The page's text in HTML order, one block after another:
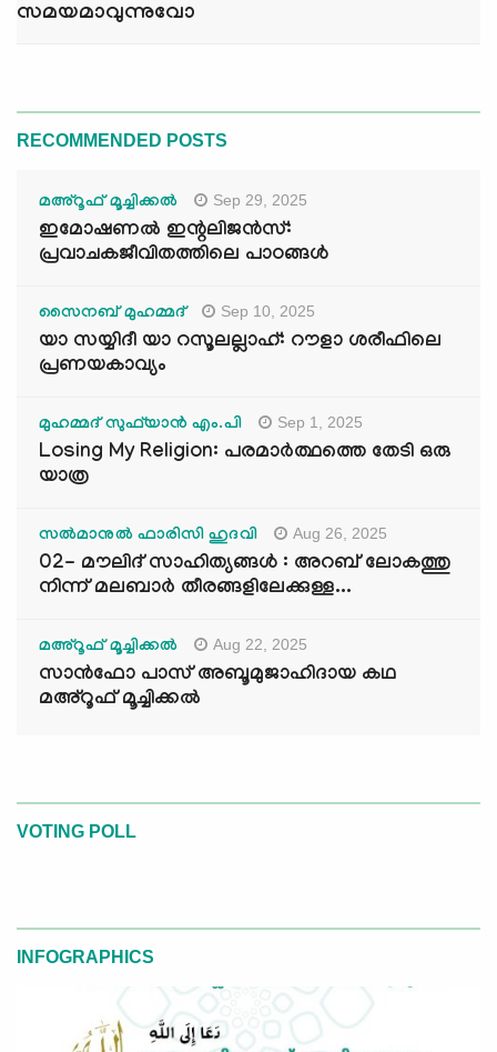
സമയമാവുന്നുവോ
RECOMMENDED POSTS
മഅ്റൂഫ് മൂച്ചിക്കല്‍ Sep 29, 2025
ഇമോഷണൽ ഇന്റലിജൻസ്:
പ്രവാചകജീവിതത്തിലെ പാഠങ്ങൾ
സൈനബ് മുഹമ്മദ് Sep 10, 2025
യാ സയ്യിദീ യാ റസൂലല്ലാഹ്: റൗളാ ശരീഫിലെ
പ്രണയകാവ്യം
മുഹമ്മദ് സുഫ്‌യാൻ എം.പി Sep 1, 2025
Losing My Religion: പരമാർത്ഥത്തെ തേടി ഒരു
യാത്ര
സൽമാനുൽ ഫാരിസി ഹുദവി Aug 26, 2025
02- മൗലിദ് സാഹിത്യങ്ങൾ : അറബ് ലോകത്തു
നിന്ന് മലബാർ തീരങ്ങളിലേക്കുള്ള...
മഅ്റൂഫ് മൂച്ചിക്കല്‍ Aug 22, 2025
സാൻഫോ പാസ് അബൂമുജാഹിദായ കഥ
മഅ്റൂഫ് മൂച്ചിക്കല്‍
VOTING POLL
INFOGRAPHICS